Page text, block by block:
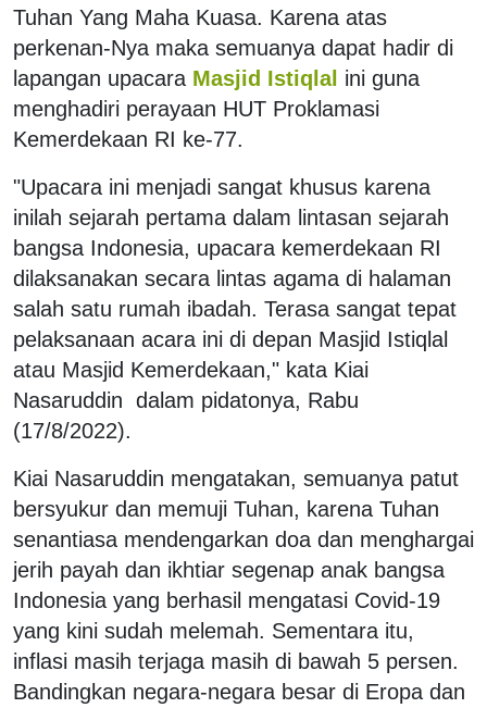
Tuhan Yang Maha Kuasa. Karena atas
perkenan-Nya maka semuanya dapat hadir di
lapangan upacara Masjid Istiqlal ini guna
menghadiri perayaan HUT Proklamasi
Kemerdekaan RI ke-77.
"Upacara ini menjadi sangat khusus karena
inilah sejarah pertama dalam lintasan sejarah
bangsa Indonesia, upacara kemerdekaan RI
dilaksanakan secara lintas agama di halaman
salah satu rumah ibadah. Terasa sangat tepat
pelaksanaan acara ini di depan Masjid Istiqlal
atau Masjid Kemerdekaan," kata Kiai
Nasaruddin dalam pidatonya, Rabu
(17/8/2022).
Kiai Nasaruddin mengatakan, semuanya patut
bersyukur dan memuji Tuhan, karena Tuhan
senantiasa mendengarkan doa dan menghargai
jerih payah dan ikhtiar segenap anak bangsa
Indonesia yang berhasil mengatasi Covid-19
yang kini sudah melemah. Sementara itu,
inflasi masih terjaga masih di bawah 5 persen.
Bandingkan negara-negara besar di Eropa dan